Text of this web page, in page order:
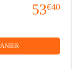
53€40